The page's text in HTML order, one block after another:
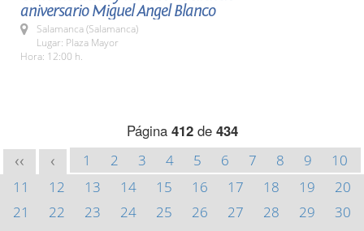
aniversario Miguel Angel Blanco
Salamanca (Salamanca)
Lugar: Plaza Mayor
Hora: 12:00 h.
Página 412de 434
<< < 1 2 3 4 5 6 7 8 9
10
11
12 13 14 15 16 17 18 19
20
21
22 23 24 25 26 27 28 29
30